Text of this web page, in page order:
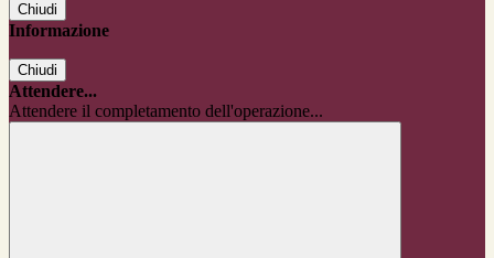
Chiudi
Informazione
Chiudi
Attendere...
Attendere il completamento dell'operazione...